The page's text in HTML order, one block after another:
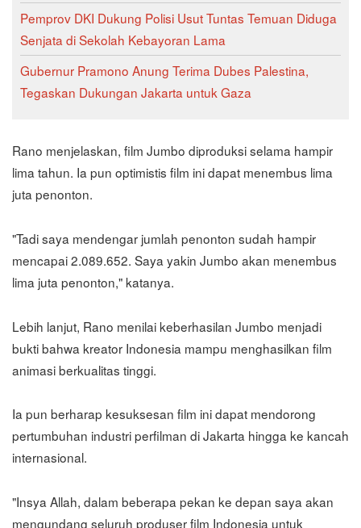
Pemprov DKI Dukung Polisi Usut Tuntas Temuan Diduga
Senjata di Sekolah Kebayoran Lama
Gubernur Pramono Anung Terima Dubes Palestina,
Tegaskan Dukungan Jakarta untuk Gaza
Rano menjelaskan, film Jumbo diproduksi selama hampir
lima tahun. Ia pun optimistis film ini dapat menembus lima
juta penonton.
"Tadi saya mendengar jumlah penonton sudah hampir
mencapai 2.089.652. Saya yakin Jumbo akan menembus
lima juta penonton," katanya.
Lebih lanjut, Rano menilai keberhasilan Jumbo menjadi
bukti bahwa kreator Indonesia mampu menghasilkan film
animasi berkualitas tinggi.
Ia pun berharap kesuksesan film ini dapat mendorong
pertumbuhan industri perfilman di Jakarta hingga ke kancah
internasional.
"Insya Allah, dalam beberapa pekan ke depan saya akan
mengundang seluruh produser film Indonesia untuk